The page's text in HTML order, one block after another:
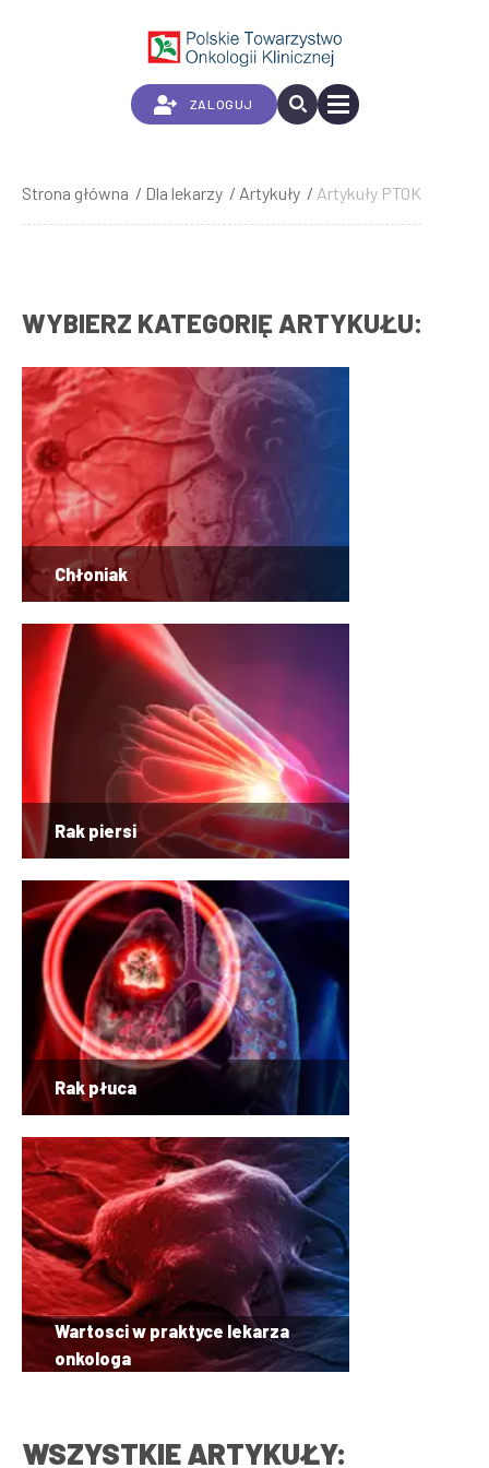
ZALOGUJ
Ścieżka
nawigacyjna
Strona główna Dla lekarzy Artykuły Artykuły PTOK
WYBIERZ KATEGORIĘ ARTYKUŁU:
Chłoniak
Rak piersi
Rak płuca
Wartosci w praktyce lekarza
onkologa
WSZYSTKIE ARTYKUŁY: